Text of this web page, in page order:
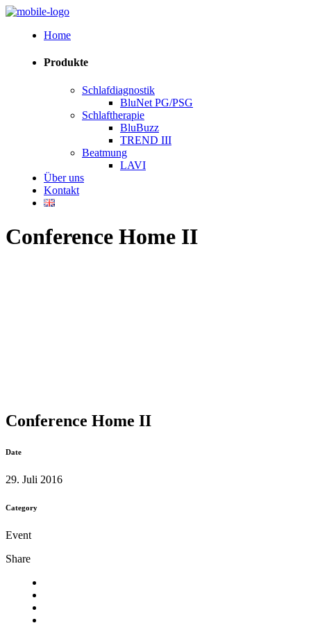
Home
Produkte
Schlafdiagnostik
BluNet PG/PSG
Schlaftherapie
BluBuzz
TREND III
Beatmung
LAVI
Über uns
Kontakt
Conference Home II
Conference Home II
Date
29. Juli 2016
Category
Event
Share